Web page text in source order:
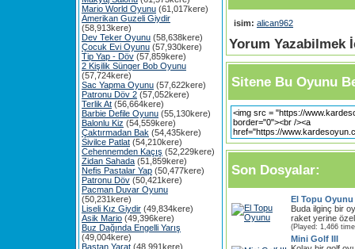
Mario World Oyunu (61,017kere)
Amerikan Guzeli Giydir
(58,913kere)
Dev Teker Oyunu (58,638kere)
Çocuk Evi Oyunu (57,930kere)
Tip Yap - Döv (57,859kere)
2 Kişilik Sünger Bob Oyunu
(57,724kere)
Sac Yapma Oyunu (57,622kere)
Patronu Döv 2 (57,052kere)
Terlik At (56,664kere)
Barbie Defile Oyunu (55,130kere)
Balonlu Kiz (54,559kere)
Çaktırmadan Bak (54,435kere)
Sivilce Patlat (54,210kere)
Cehennemden Kaçış (52,229kere)
Zidan Sahada (51,859kere)
Nefis Pastalar Yap (50,477kere)
Patronu Döv (50,421kere)
Pacman Duvar Oyunu
(50,231kere)
Liseli Kız Giydir (49,834kere)
Asik Mario (49,396kere)
Buz Dağında Engelli Yarış
(49,004kere)
Bastan Yarat (48,991kere)
isim: alican962
Yorum Yazabilmek
Sitene Bu Oyunu
Son Dosyalar:
El Topu Oyunu
Buda ilginç bir
raket yerine
(Played: 1,466
Mini Golf III